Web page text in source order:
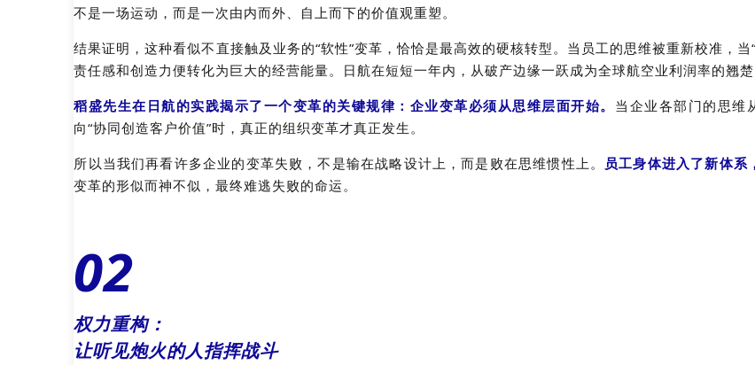
不是一场运动，而是一次由内而外、自上而下的价值观重塑。
结果证明，这种看似不直接触及业务的“软性”变革，恰恰是最高效的硬核转型。当员工的思维被重新校准，
责任感和创造力便转化为巨大的经营能量。日航在短短一年内，从破产边缘一跃成为全球航空业利润率的翘楚
稻盛先生在日航的实践揭示了一个变革的关键规律： 企业变革必须从思维层面开始。 当企业各部门的思维
向“协同创造客户价值”时，真正的组织变革才真正发生。
所以当我们再看许多企业的变革失败，不是输在战略设计上，而是败在思维惯性上。
员工身体进入了新体系
变革的形似而神不似，最终难逃失败的命运。
02
权力重构：
让听见炮火的人指挥战斗